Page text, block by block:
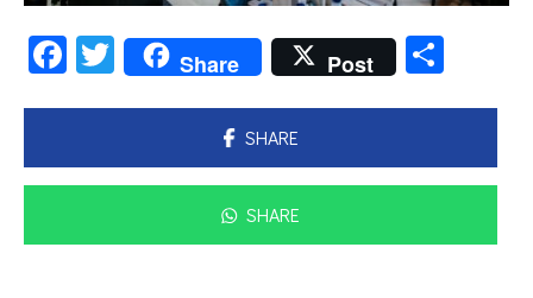
Facebook
Twitter
Share Post
SHARE
SHARE